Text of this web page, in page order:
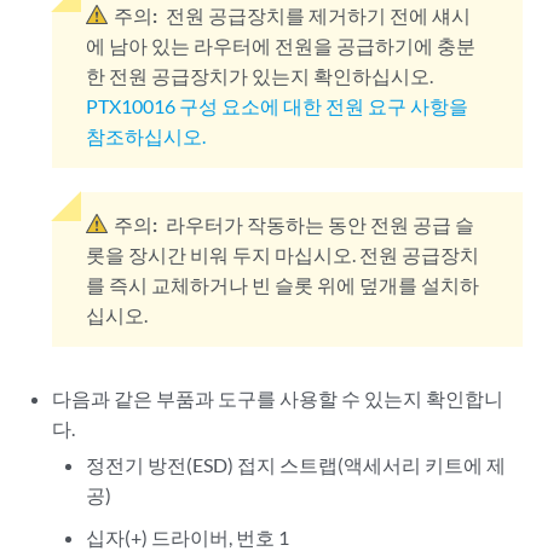
주의: 전원 공급장치를 제거하기 전에 섀시
에 남아 있는 라우터에 전원을 공급하기에 충분
한 전원 공급장치가 있는지 확인하십시오.
PTX10016 구성 요소에 대한 전원 요구 사항을
참조하십시오.
주의: 라우터가 작동하는 동안 전원 공급 슬
롯을 장시간 비워 두지 마십시오. 전원 공급장치
를 즉시 교체하거나 빈 슬롯 위에 덮개를 설치하
십시오.
다음과 같은 부품과 도구를 사용할 수 있는지 확인합니
다.
정전기 방전(ESD) 접지 스트랩(액세서리 키트에 제
공)
십자(+) 드라이버, 번호 1